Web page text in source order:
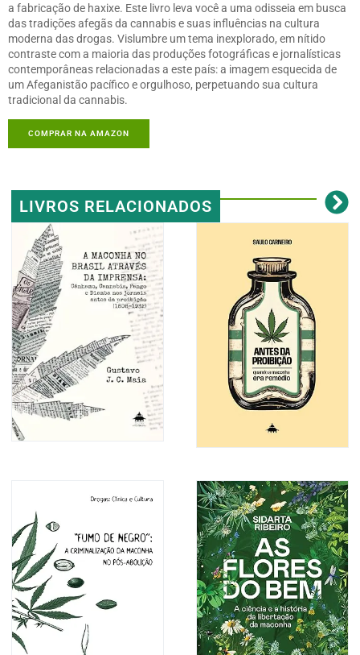
a fabricação de haxixe. Este livro leva você a uma odisseia em busca
das tradições afegãs da cannabis e suas influências na cultura
moderna das drogas. Vislumbre um tema inexplorado, em nítido
contraste com a maioria das produções fotográficas e jornalísticas
contemporâneas relacionadas a este país: a imagem esquecida de
um Afeganistão pacífico e orgulhoso, perpetuando sua cultura
tradicional da cannabis.
COMPRAR NA AMAZON
LIVROS RELACIONADOS